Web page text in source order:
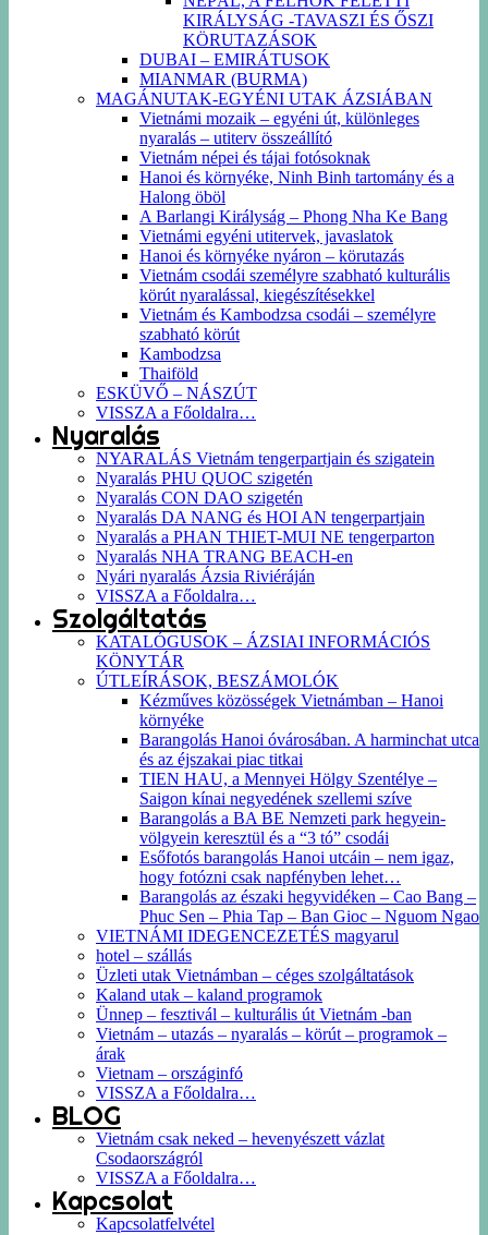
KIRÁLYSÁG -TAVASZI ÉS ŐSZI
KÖRUTAZÁSOK
DUBAI – EMIRÁTUSOK
MIANMAR (BURMA)
MAGÁNUTAK-EGYÉNI UTAK ÁZSIÁBAN
Vietnámi mozaik – egyéni út, különleges
nyaralás – utiterv összeállító
Vietnám népei és tájai fotósoknak
Hanoi és környéke, Ninh Binh tartomány és a
Halong öböl
A Barlangi Királyság – Phong Nha Ke Bang
Vietnámi egyéni utitervek, javaslatok
Hanoi és környéke nyáron – körutazás
Vietnám csodái személyre szabható kulturális
körút nyaralással, kiegészítésekkel
Vietnám és Kambodzsa csodái – személyre
szabható körút
Kambodzsa
Thaiföld
ESKÜVŐ – NÁSZÚT
VISSZA a Főoldalra…
Nyaralás
NYARALÁS Vietnám tengerpartjain és szigatein
Nyaralás PHU QUOC szigetén
Nyaralás CON DAO szigetén
Nyaralás DA NANG és HOI AN tengerpartjain
Nyaralás a PHAN THIET-MUI NE tengerparton
Nyaralás NHA TRANG BEACH-en
Nyári nyaralás Ázsia Riviéráján
VISSZA a Főoldalra…
Szolgáltatás
KATALÓGUSOK – ÁZSIAI INFORMÁCIÓS
KÖNYTÁR
ÚTLEÍRÁSOK, BESZÁMOLÓK
Kézműves közösségek Vietnámban – Hanoi
környéke
Barangolás Hanoi óvárosában. A harminchat utca
és az éjszakai piac titkai
TIEN HAU, a Mennyei Hölgy Szentélye –
Saigon kínai negyedének szellemi szíve
Barangolás a BA BE Nemzeti park hegyein-
völgyein keresztül és a “3 tó” csodái
Esőfotós barangolás Hanoi utcáin – nem igaz,
hogy fotózni csak napfényben lehet…
Barangolás az északi hegyvidéken – Cao Bang –
Phuc Sen – Phia Tap – Ban Gioc – Nguom Ngao
VIETNÁMI IDEGENCEZETÉS magyarul
hotel – szállás
Üzleti utak Vietnámban – céges szolgáltatások
Kaland utak – kaland programok
Ünnep – fesztivál – kulturális út Vietnám -ban
Vietnám – utazás – nyaralás – körút – programok –
árak
Vietnam – országinfó
VISSZA a Főoldalra…
BLOG
Vietnám csak neked – hevenyészett vázlat
Csodaországról
VISSZA a Főoldalra…
Kapcsolat
Kapcsolatfelvétel